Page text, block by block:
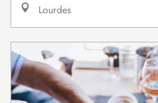
Lourdes